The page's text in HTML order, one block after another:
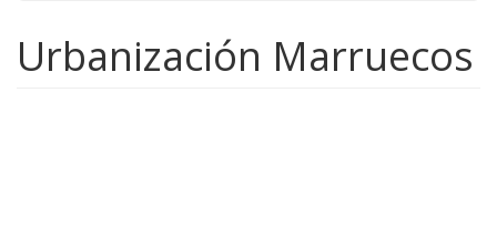
Urbanización Marruecos